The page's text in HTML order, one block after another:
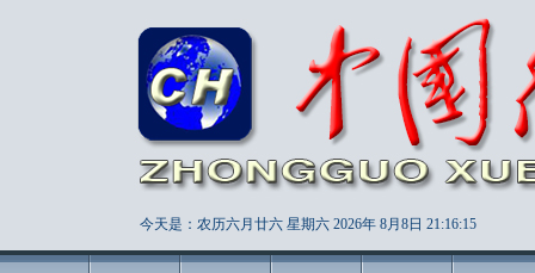
今天是：农历六月廿六 星期六 2026年 8月8日 21:16:17